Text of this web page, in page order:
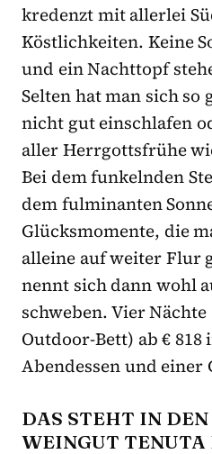
kredenzt mit allerlei
Köstlichkeiten. Keine
und ein Nachttopf
Selten hat man sich so
nicht gut einschlafen
aller Herrgottsfrühe
Bei dem funkelnden
dem fulminanten
Glücksmomente, die
alleine auf weiter Flur
nennt sich dann wohl
schweben. Vier
Outdoor-Bett) ab €
Abendessen und einer
DAS STEHT IN
WEINGUT TENUTA